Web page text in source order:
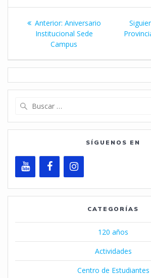
Navegación
entradas
Anterior: Entrada
anterior:
Aniversario
Institucional Sede
Campus
SÍGUENOS EN
CATEGORÍAS
120 años
Actividades
Centro de Estudiantes